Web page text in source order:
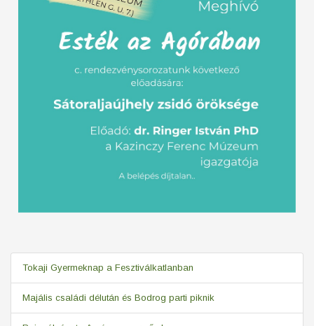
Tokaji Gyermeknap a Fesztiválkatlanban
Majális családi délután és Bodrog parti piknik